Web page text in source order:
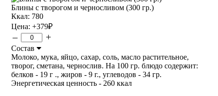
Блины с творогом и черносливом (300 гр.)
Ккал: 780
Цена: +379₽
– +
Состав
Молоко, мука, яйцо, сахар, соль, масло растительное,
творог, сметана, чернослив. На 100 гр. блюдо содержит:
белков - 19 г ., жиров - 9 г., углеводов - 34 гр.
Энергетическая ценность - 260 ккал